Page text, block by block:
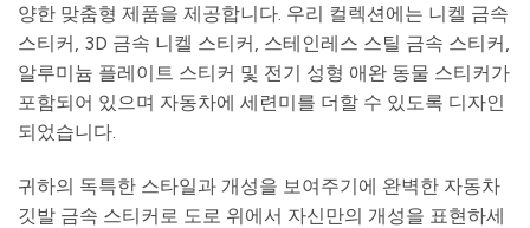
양한 맞춤형 제품을 제공합니다. 우리 컬렉션에는 니켈 금속
스티커, 3D 금속 니켈 스티커, 스테인레스 스틸 금속 스티커,
알루미늄 플레이트 스티커 및 전기 성형 애완 동물 스티커가
포함되어 있으며 자동차에 세련미를 더할 수 있도록 디자인
되었습니다.
귀하의 독특한 스타일과 개성을 보여주기에 완벽한 자동차
깃발 금속 스티커로 도로 위에서 자신만의 개성을 표현하세